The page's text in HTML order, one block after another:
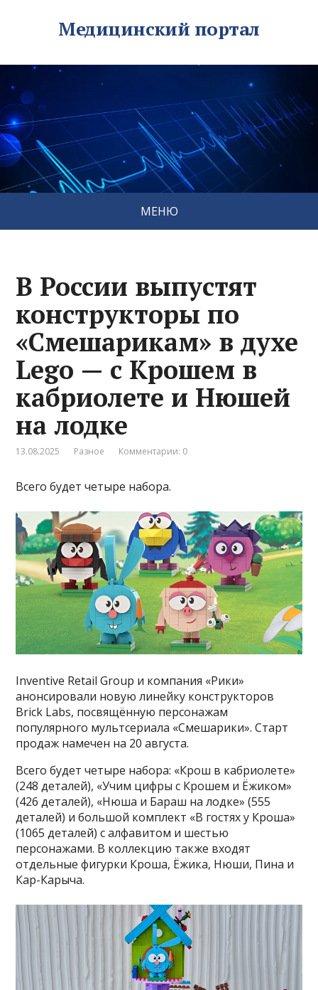
Медицинский портал
МЕНЮ
В России выпустят
конструкторы по
«Смешарикам» в духе
Lego — с Крошем в
кабриолете и Нюшей
на лодке
13.08.2025 Разное Комментарии: 0
Всего будет четыре набора.
Inventive Retail Group и компания «Рики»
анонсировали новую линейку конструкторов
Brick Labs, посвящённую персонажам
популярного мультсериала «Смешарики». Старт
продаж намечен на 20 августа.
Всего будет четыре набора: «Крош в кабриолете»
(248 деталей), «Учим цифры с Крошем и Ёжиком»
(426 деталей), «Нюша и Бараш на лодке» (555
деталей) и большой комплект «В гостях у Кроша»
(1065 деталей) с алфавитом и шестью
персонажами. В коллекцию также входят
отдельные фигурки Кроша, Ёжика, Нюши, Пина и
Кар-Карыча.